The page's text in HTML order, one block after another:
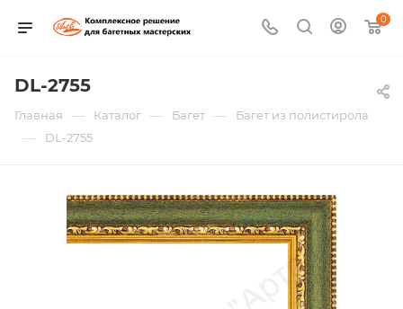
0
DL-2755
Главная — Каталог — Багет — Багет из полистирола
— DL-2755